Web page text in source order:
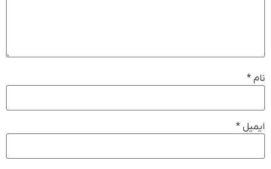
نام *
ایمیل *